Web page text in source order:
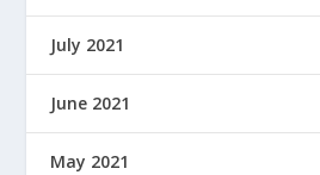
July 2021
June 2021
May 2021